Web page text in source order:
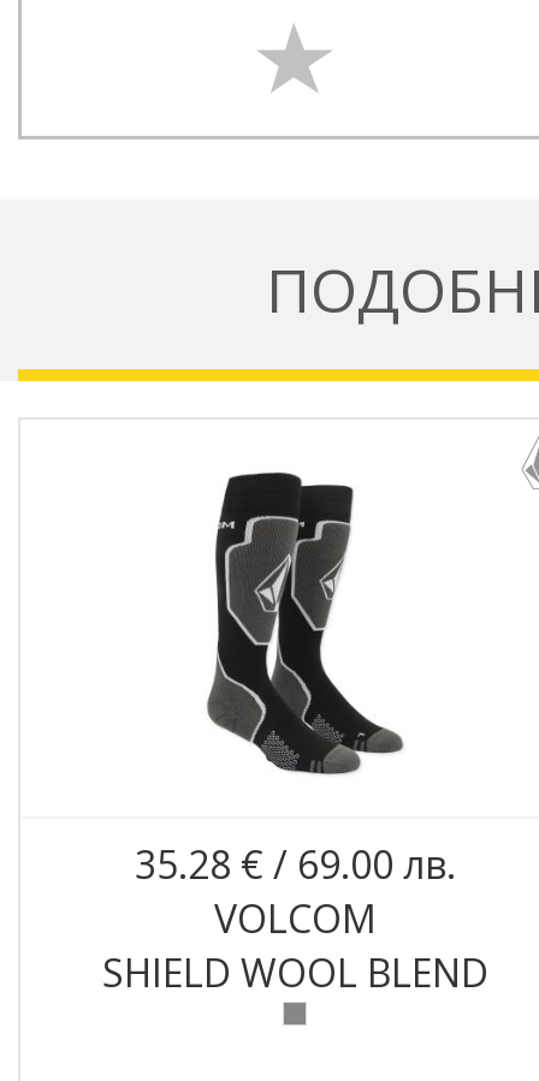
35.28 € / 69.00 лв.
VOLCOM
SHIELD WOOL BLEND